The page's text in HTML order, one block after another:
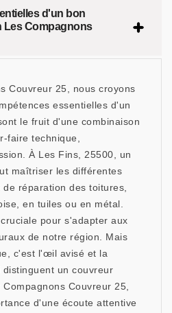
d'un bon
Les Compagnons
Couvreur 25, nous croyons
essentielles d'un
le fruit d'une combinaison
faire technique,
À Les Fins, 25500, un
maîtriser les différentes
réparation des toitures,
en tuiles ou en métal.
pour s'adapter aux
de notre région. Mais
c'est l'œil avisé et la
un couvreur
Couvreur 25,
d'une écoute attentive